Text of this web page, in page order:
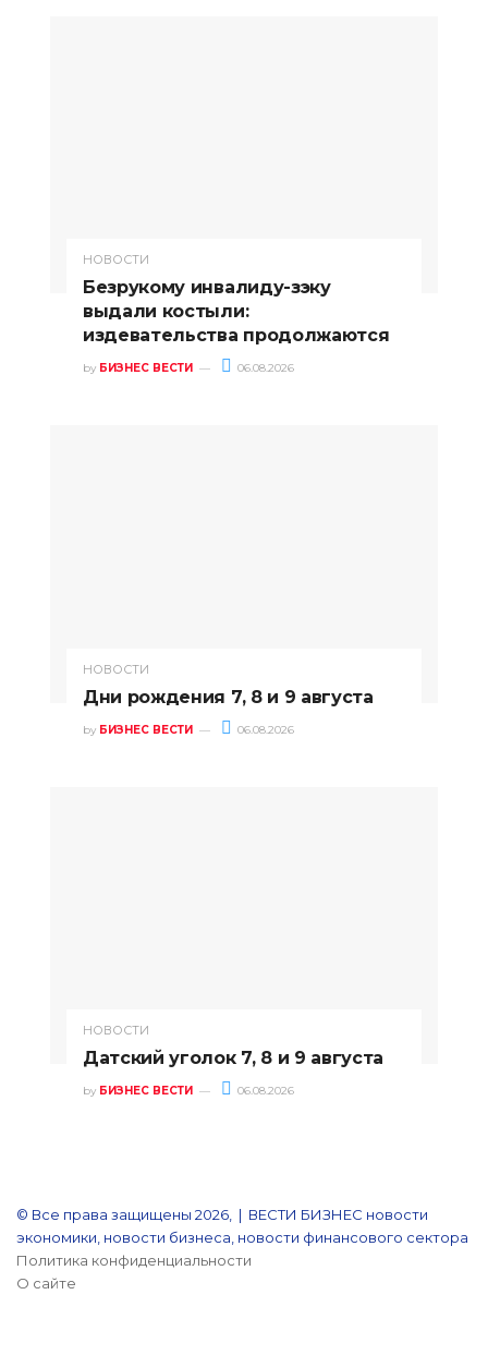
НОВОСТИ
Безрукому инвалиду-зэку
выдали костыли:
издевательства продолжаются
by БИЗНЕС ВЕСТИ 06.08.2026
НОВОСТИ
Дни рождения 7, 8 и 9 августа
by БИЗНЕС ВЕСТИ 06.08.2026
НОВОСТИ
Датский уголок 7, 8 и 9 августа
by БИЗНЕС ВЕСТИ 06.08.2026
© Все права защищены 2026, | ВЕСТИ БИЗНЕС новости
экономики, новости бизнеса, новости финансового сектора
Политика конфиденциальности
О сайте